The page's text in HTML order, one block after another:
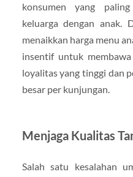
konsumen yang
keluarga dengan anak.
menaikkan harga menu
insentif untuk
loyalitas yang tinggi dan
besar per kunjungan.
Menjaga Kualitas
Salah satu kesalahan